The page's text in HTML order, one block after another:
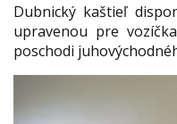
Dubnický kaštieľ
upravenou pre
poschodi